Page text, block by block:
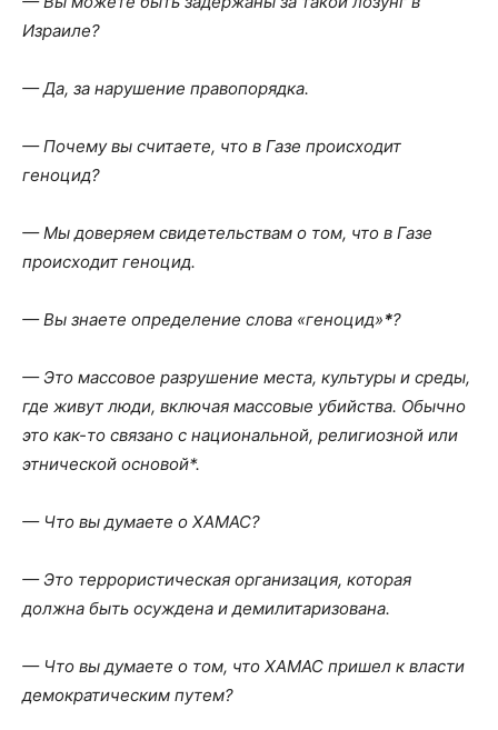
Израиле?
— Да, за нарушение правопорядка.
— Почему вы считаете, что в Газе происходит
геноцид?
— Мы доверяем свидетельствам о том, что в Газе
происходит геноцид.
— Вы знаете определение слова «геноцид»*?
— Это массовое разрушение места, культуры и среды,
где живут люди, включая массовые убийства. Обычно
это как-то связано с национальной, религиозной или
этнической основой*.
— Что вы думаете о ХАМАС?
— Это террористическая организация, которая
должна быть осуждена и демилитаризована.
— Что вы думаете о том, что ХАМАС пришел к власти
демократическим путем?